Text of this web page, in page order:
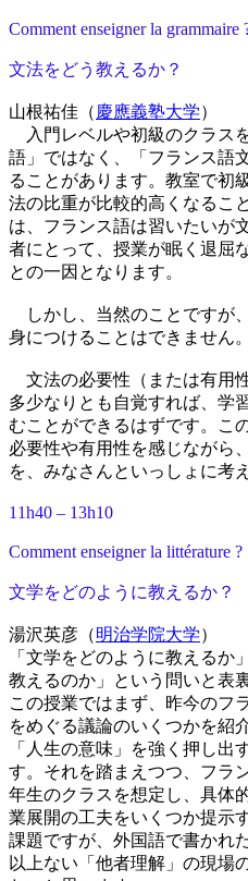
Comment enseigner la grammaire
文法をどう教えるか？
山根祐佳（ 慶應義塾大学）
入門レベルや初級のクラス
語」ではなく、「フランス語
ることがあります。教室で初
法の比重が比較的高くなるこ
は、フランス語は習いたいが
者にとって、授業が眠く退屈
との一因となります。
しかし、当然のことですが
身につけることはできません。
文法の必要性（または有用
多少なりとも自覚すれば、学
むことができるはずです。こ
必要性や有用性を感じながら
を、みなさんといっしょに考
11h40 – 13h10
Comment enseigner la littérature ?
文学をどのように教えるか？
湯沢英彦（明治学院大学）
「文学をどのように教えるか
教えるのか」という問いと表
この授業ではまず、昨今のフ
をめぐる議論のいくつかを紹
「人生の意味」を強く押し出
す。それを踏まえつつ、フラ
年生のクラスを想定し、具体
業展開の工夫をいくつか提示
課題ですが、外国語で書かれ
以上ない「他者理解」の現場